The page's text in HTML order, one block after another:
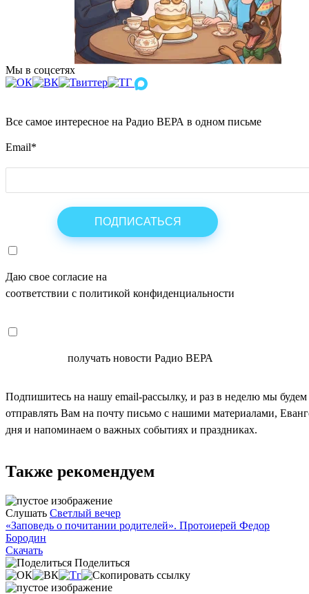
Мы в соцсетях
Все самое интересное на Радио ВЕРА в одном письме
Email*
Даю свое согласие на
соответствии с политикой конфиденциальности
получать новости Радио ВЕРА
Подпишитесь на нашу email-рассылку, и раз в неделю мы будем
отправлять Вам на почту письмо с нашими материалами,
дня и напоминаем о важных событиях и праздниках.
Также рекомендуем
Слушать Светлый вечер
«Заповедь о почитании родителей». Протоиерей Федор
Бородин
Скачать
Поделиться